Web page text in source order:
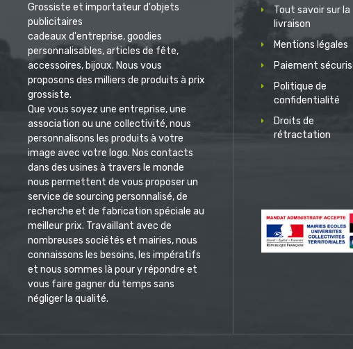
Grossiste et importateur d'objets
publicitaires
cadeaux d'entreprise, goodies
personnalisables, articles de fête,
accessoires, bijoux. Nous vous
proposons des milliers de produits à prix
grossiste.
Que vous soyez une entreprise, une
association ou une collectivité, nous
personnalisons les produits à votre
image avec votre logo. Nos contacts
dans des usines à travers le monde
nous permettent de vous proposer un
service de sourcing personnalisé, de
recherche et de fabrication spéciale au
meilleur prix. Travaillant avec de
nombreuses sociétés et mairies, nous
connaissons les besoins, les impératifs
et nous sommes là pour y répondre et
vous faire gagner du temps sans
négliger la qualité.
Tout savoir sur la
livraison
Mentions légales
Paiement
Politique de
confidentialité
Droits de
rétractation